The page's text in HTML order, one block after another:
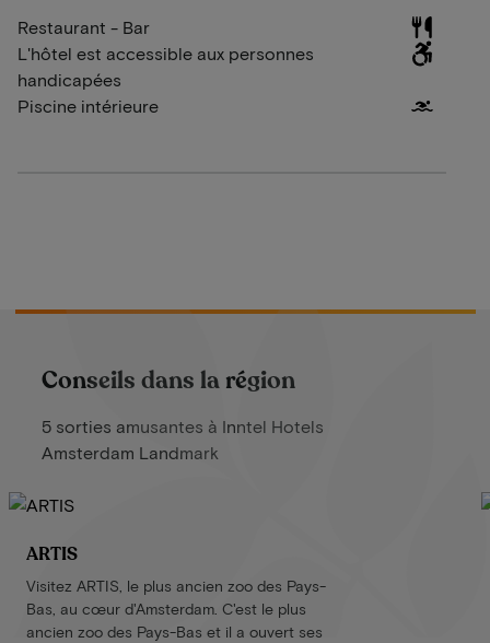
Restaurant - Bar
L'hôtel est accessible aux personnes
handicapées
Piscine intérieure
Conseils dans la région
5 sorties amusantes à Inntel Hotels
Amsterdam Landmark
ARTIS
Visitez ARTIS, le plus ancien zoo des Pays-
Bas, au cœur d'Amsterdam. C'est le plus
ancien zoo des Pays-Bas et il a ouvert ses